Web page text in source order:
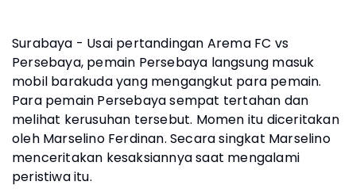
Surabaya - Usai pertandingan Arema FC vs
Persebaya, pemain Persebaya langsung masuk
mobil barakuda yang mengangkut para pemain.
Para pemain Persebaya sempat tertahan dan
melihat kerusuhan tersebut. Momen itu diceritakan
oleh Marselino Ferdinan. Secara singkat Marselino
menceritakan kesaksiannya saat mengalami
peristiwa itu.